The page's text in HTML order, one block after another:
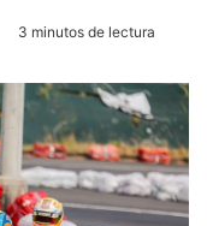
3 minutos de lectura